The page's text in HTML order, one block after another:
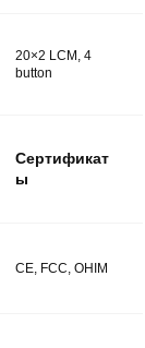
20×2 LCM, 4
button
Сертификат
ы
CE, FCC, OHIM